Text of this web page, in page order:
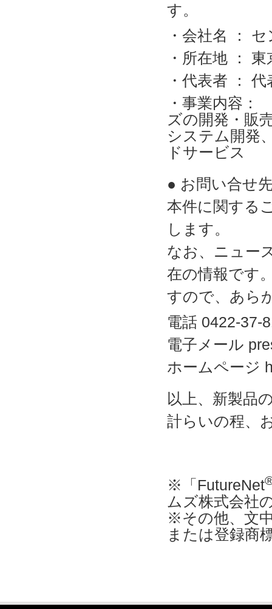
す。
・会社名 ：
・所在地 ：
・代表者 ：
・事業内容：
ズの開発・販
システム開発
ドサービス
● お問い合せ
本件に関する
します。
なお、ニュー
在の情報です
すので、あら
電話 0422-
電子メール
ホームページ
以上、新製品
計らいの程、
※「FutureNet
ムズ株式会社
※その他、文
または登録商